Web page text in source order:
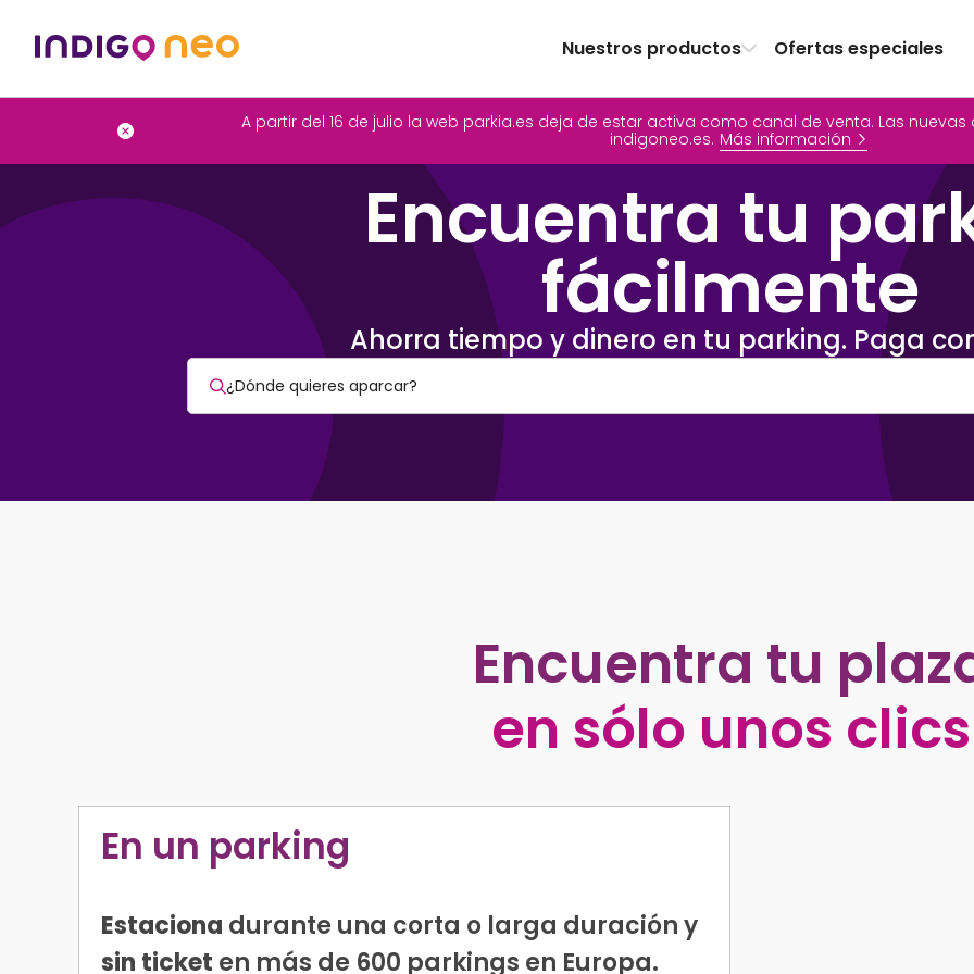
A partir del 16 de julio la web parkia.es deja de estar activa como canal de venta. Las
indigoneo.es. Más información
Nuestros productos Ofertas especiales
Encuentra tu
fácilmente
Ahorra tiempo y dinero en tu parking. Paga
Encuentra tu
en sólo unos clics
En un parking
Estaciona durante una corta o larga duración y
sin ticket en más de 600 parkings en Europa.